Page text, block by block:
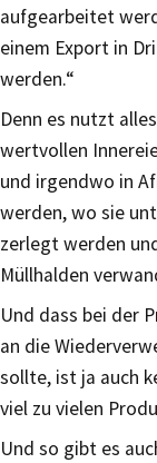
aufgearbeitet
einem Export in
werden.“
Denn es nutzt
wertvollen
und irgendwo in
werden, wo sie
zerlegt werden
Müllhalden
Und dass bei der
an die
sollte, ist ja auch
viel zu vielen
Und so gibt es